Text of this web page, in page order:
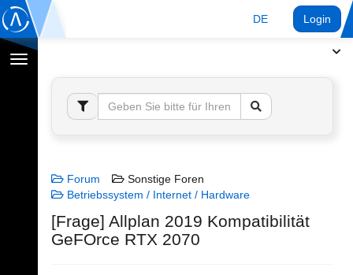
DE Login
Navigation
umschalten
Forum
Sonstige Foren
Betriebssystem / Internet / Hardware
[Frage] Allplan 2019 Kompatibilität
GeFOrce RTX 2070